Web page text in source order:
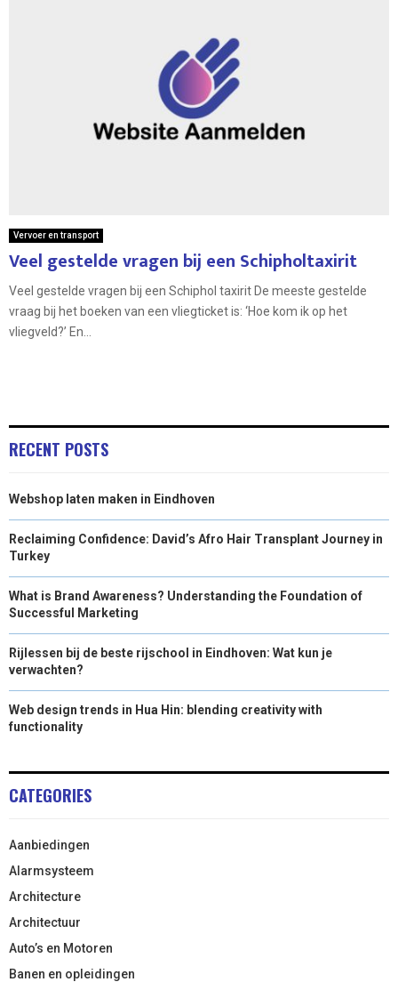
Vervoer en transport
Veel gestelde vragen bij een Schipholtaxirit
Veel gestelde vragen bij een Schiphol taxirit De meeste gestelde
vraag bij het boeken van een vliegticket is: ‘Hoe kom ik op het
vliegveld?’ En...
RECENT POSTS
Webshop laten maken in Eindhoven
Reclaiming Confidence: David’s Afro Hair Transplant Journey in
Turkey
What is Brand Awareness? Understanding the Foundation of
Successful Marketing
Rijlessen bij de beste rijschool in Eindhoven: Wat kun je
verwachten?
Web design trends in Hua Hin: blending creativity with
functionality
CATEGORIES
Aanbiedingen
Alarmsysteem
Architecture
Architectuur
Auto’s en Motoren
Banen en opleidingen